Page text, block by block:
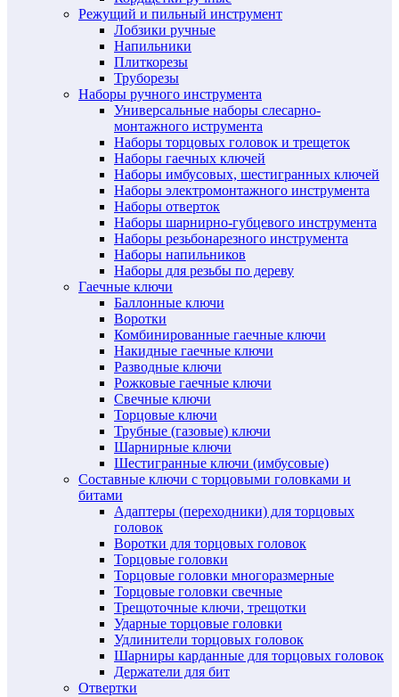
Режущий и пильный инструмент
Лобзики ручные
Напильники
Плиткорезы
Труборезы
Наборы ручного инструмента
Универсальные наборы слесарно-
монтажного иструмента
Наборы торцовых головок и трещеток
Наборы гаечных ключей
Наборы имбусовых, шестигранных ключей
Наборы электромонтажного инструмента
Наборы отверток
Наборы шарнирно-губцевого инструмента
Наборы резьбонарезного инструмента
Наборы напильников
Наборы для резьбы по дереву
Гаечные ключи
Баллонные ключи
Воротки
Комбинированные гаечные ключи
Накидные гаечные ключи
Разводные ключи
Рожковые гаечные ключи
Свечные ключи
Торцовые ключи
Трубные (газовые) ключи
Шарнирные ключи
Шестигранные ключи (имбусовые)
Составные ключи с торцовыми головками и
битами
Адаптеры (переходники) для торцовых
головок
Воротки для торцовых головок
Торцовые головки
Торцовые головки многоразмерные
Торцовые головки свечные
Трещоточные ключи, трещотки
Ударные торцовые головки
Удлинители торцовых головок
Шарниры карданные для торцовых головок
Держатели для бит
Отвертки